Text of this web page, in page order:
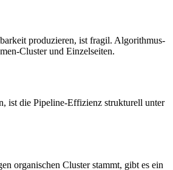
produzieren, ist fragil. Algorithmus-
Cluster und Einzelseiten.
ist die Pipeline-Effizienz strukturell unter
organischen Cluster stammt, gibt es ein